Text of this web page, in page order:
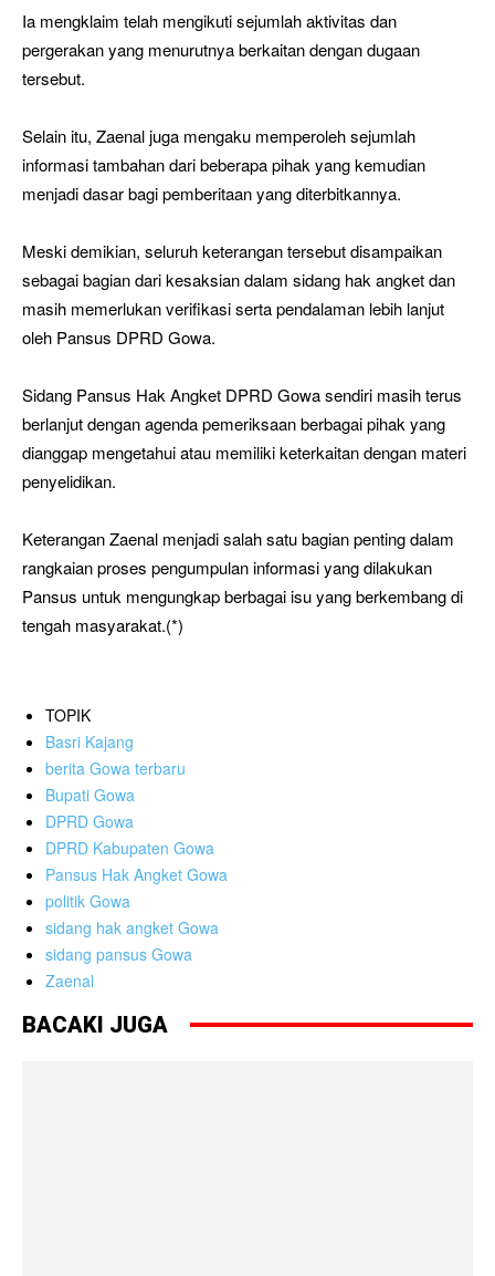
Ia mengklaim telah mengikuti sejumlah aktivitas dan
pergerakan yang menurutnya berkaitan dengan dugaan
tersebut.
Selain itu, Zaenal juga mengaku memperoleh sejumlah
informasi tambahan dari beberapa pihak yang kemudian
menjadi dasar bagi pemberitaan yang diterbitkannya.
Meski demikian, seluruh keterangan tersebut disampaikan
sebagai bagian dari kesaksian dalam sidang hak angket dan
masih memerlukan verifikasi serta pendalaman lebih lanjut
oleh Pansus DPRD Gowa.
Sidang Pansus Hak Angket DPRD Gowa sendiri masih terus
berlanjut dengan agenda pemeriksaan berbagai pihak yang
dianggap mengetahui atau memiliki keterkaitan dengan materi
penyelidikan.
Keterangan Zaenal menjadi salah satu bagian penting dalam
rangkaian proses pengumpulan informasi yang dilakukan
Pansus untuk mengungkap berbagai isu yang berkembang di
tengah masyarakat.(*)
TOPIK
Basri Kajang
berita Gowa terbaru
Bupati Gowa
DPRD Gowa
DPRD Kabupaten Gowa
Pansus Hak Angket Gowa
politik Gowa
sidang hak angket Gowa
sidang pansus Gowa
Zaenal
BACAKI JUGA